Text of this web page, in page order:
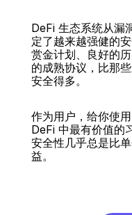
DeFi 生态系统从漏
定了越来越强健的
赏金计划、良好的
的成熟协议，比那
安全得多。
作为用户，给你使
DeFi 中最有价值的
安全性几乎总是比
益。